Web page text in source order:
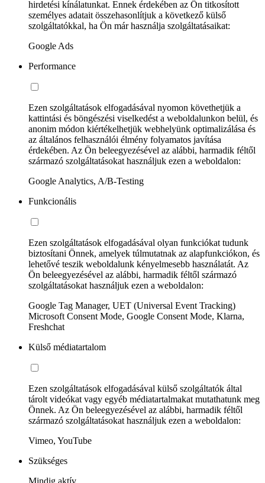
hirdetési kínálatunkat. Ennek érdekében az Ön titkosított
személyes adatait összehasonlítjuk a következő külső
szolgáltatókkal, ha Ön már használja szolgáltatásaikat:
Google Ads
Performance
Ezen szolgáltatások elfogadásával nyomon követhetjük a
kattintási és böngészési viselkedést a weboldalunkon belül, és
anonim módon kiértékelhetjük webhelyünk optimalizálása és
az általános felhasználói élmény folyamatos javítása
érdekében. Az Ön beleegyezésével az alábbi, harmadik féltől
származó szolgáltatásokat használjuk ezen a weboldalon:
Google Analytics, A/B-Testing
Funkcionális
Ezen szolgáltatások elfogadásával olyan funkciókat tudunk
biztosítani Önnek, amelyek túlmutatnak az alapfunkciókon, és
lehetővé teszik weboldalunk kényelmesebb használatát. Az
Ön beleegyezésével az alábbi, harmadik féltől származó
szolgáltatásokat használjuk ezen a weboldalon:
Google Tag Manager, UET (Universal Event Tracking)
Microsoft Consent Mode, Google Consent Mode, Klarna,
Freshchat
Külső médiatartalom
Ezen szolgáltatások elfogadásával külső szolgáltatók által
tárolt videókat vagy egyéb médiatartalmakat mutathatunk meg
Önnek. Az Ön beleegyezésével az alábbi, harmadik féltől
származó szolgáltatásokat használjuk ezen a weboldalon:
Vimeo, YouTube
Szükséges
Mindig aktív